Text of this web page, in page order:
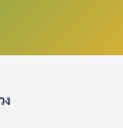
ง